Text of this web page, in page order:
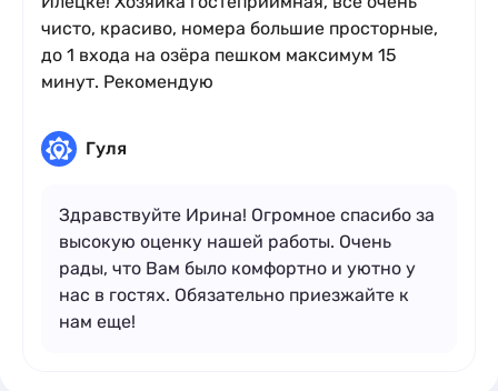
чисто, красиво, номера большие просторные,
до 1 входа на озёра пешком максимум 15
минут. Рекомендую
Гуля
Здравствуйте Ирина! Огромное спасибо за
высокую оценку нашей работы. Очень
рады, что Вам было комфортно и уютно у
нас в гостях. Обязательно приезжайте к
нам еще!